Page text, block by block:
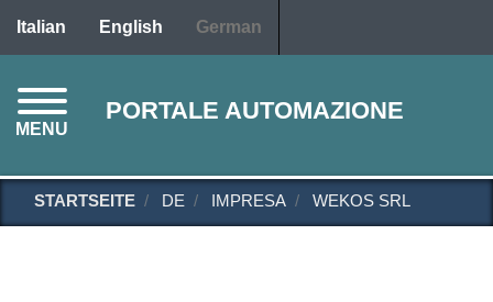
Italian English German
PORTALE AUTOMAZIONE
MENU
STARTSEITE DE IMPRESA WEKOS SRL